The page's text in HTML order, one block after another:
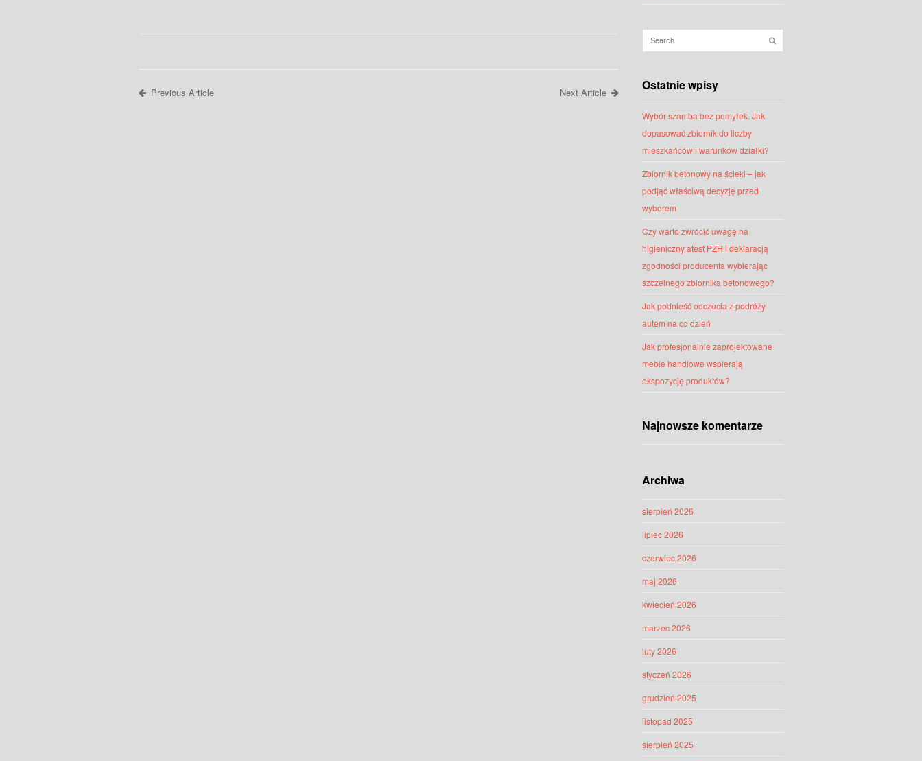
Previous Article Next Article Ostatnie wpisy
Wybór szamba bez pomyłek. Jak
dopasować zbiornik do liczby
mieszkańców i warunków działki?
Zbiornik betonowy na ścieki – jak
podjąć właściwą decyzję przed
wyborem
Czy warto zwrócić uwagę na
higieniczny atest PZH i deklaracją
zgodności producenta wybierając
szczelnego zbiornika betonowego?
Jak podnieść odczucia z podróży
autem na co dzień
Jak profesjonalnie zaprojektowane
meble handlowe wspierają
ekspozycję produktów?
Najnowsze komentarze
Archiwa
sierpień 2026
lipiec 2026
czerwiec 2026
maj 2026
kwiecień 2026
marzec 2026
luty 2026
styczeń 2026
grudzień 2025
listopad 2025
sierpień 2025